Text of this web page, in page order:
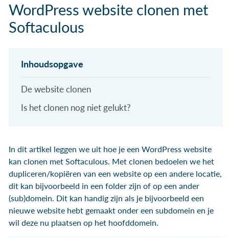
WordPress website clonen met
Softaculous
De website clonen
Is het clonen nog niet gelukt?
In dit artikel leggen we uit hoe je een WordPress website
kan clonen met Softaculous. Met clonen bedoelen we het
dupliceren/kopiëren van een website op een andere locatie,
dit kan bijvoorbeeld in een folder zijn of op een ander
(sub)domein. Dit kan handig zijn als je bijvoorbeeld een
nieuwe website hebt gemaakt onder een subdomein en je
wil deze nu plaatsen op het hoofddomein.